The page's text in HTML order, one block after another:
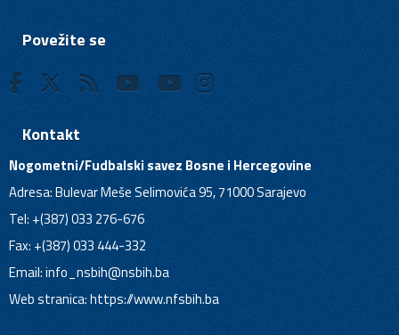
Povežite se
Kontakt
Nogometni/Fudbalski savez Bosne i Hercegovine
Adresa: Bulevar Meše Selimovića 95, 71000 Sarajevo
Tel: +(387) 033 276-676
Fax: +(387) 033 444-332
Email:info_nsbih@nsbih.ba
Web stranica: https://www.nfsbih.ba